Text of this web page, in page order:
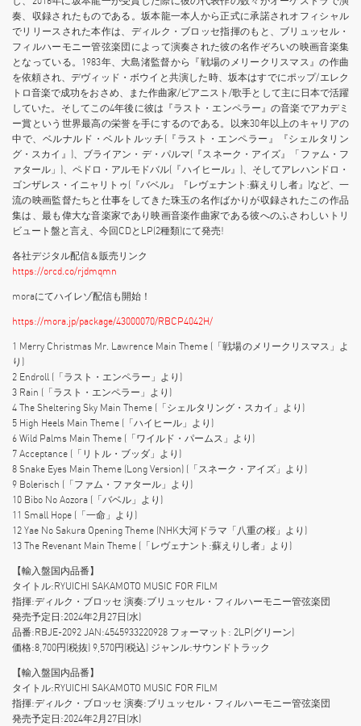
奏、収録されたものである。坂本龍一本人から正式に承諾されオフィシャル
でリリースされた本作は、ディルク・ブロッセ指揮のもと、ブリュッセル・
フィルハーモニー管弦楽団によって演奏された彼の名作ぞろいの映画音楽集
となっている。1983年、大島渚監督から『戦場のメリークリスマス』の作曲
を依頼され、デヴィッド・ボウイと共演した時、坂本はすでにポップ/エレク
トロ音楽で成功をおさめ、また作曲家/ピアニスト/歌手として主に日本で活躍
していた。そしてこの4年後に彼は『ラスト・エンペラー』の音楽でアカデミ
ー賞という世界最高の栄誉を手にするのである。以来30年以上のキャリアの
中で、ベルナルド・ベルトルッチ(『ラスト・エンペラー』『シェルタリン
グ・スカイ』)、ブライアン・デ・パルマ(『スネーク・アイズ』「ファム・フ
ァタール」)、ペドロ・アルモドバル(『ハイヒール』)、そしてアレハンドロ・
ゴンザレス・イニャリトゥ(『バベル』『レヴェナント:蘇えりし者』)など、一
流の映画監督たちと仕事をしてきた珠玉の名作ばかりが収録されたこの作品
集は、最も偉大な音楽家であり映画音楽作曲家である彼へのふさわしいトリ
ビュート盤と言え、今回CDとLP(2種類)にて発売!
各社デジタル配信＆販売リンク
https://orcd.co/rjdmqmn
moraにてハイレゾ配信も開始！
https://mora.jp/package/43000070/RBCP4042H/
1 Merry Christmas Mr. Lawrence Main Theme (「戦場のメリークリスマス」よ
り)
2 Endroll (「ラスト・エンペラー」より)
3 Rain (「ラスト・エンペラー」より)
4 The Sheltering Sky Main Theme (「シェルタリング・スカイ」より)
5 High Heels Main Theme (「ハイヒール」より)
6 Wild Palms Main Theme (「ワイルド・パームス」より)
7 Acceptance (「リトル・ブッダ」より)
8 Snake Eyes Main Theme (Long Version) (「スネーク・アイズ」より)
9 Bolerisch (「ファム・ファタール」より)
10 Bibo No Aozora (「バベル」より)
11 Small Hope (「一命」より)
12 Yae No Sakura Opening Theme (NHK大河ドラマ「八重の桜」より)
13 The Revenant Main Theme (「レヴェナント:蘇えりし者」より)
【輸入盤国内品番】
タイトル:RYUICHI SAKAMOTO MUSIC FOR FILM
指揮:ディルク・ブロッセ 演奏:ブリュッセル・フィルハーモニー管弦楽団
発売予定日:2024年2月27日(水)
品番:RBJE-2092 JAN:4545933220928 フォーマット: 2LP(グリーン)
価格:8,700円(税抜) 9,570円(税込) ジャンル:サウンドトラック
【輸入盤国内品番】
タイトル:RYUICHI SAKAMOTO MUSIC FOR FILM
指揮:ディルク・ブロッセ 演奏:ブリュッセル・フィルハーモニー管弦楽団
発売予定日:2024年2月27日(水)